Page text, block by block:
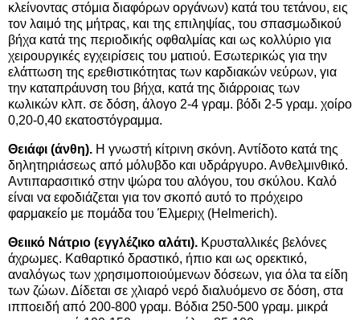
κλείνοντας στόμια διαφόρων οργάνων) κατά του τετάνου, εις
τον λαιμό της μήτρας, και της επιληψίας, του σπασμωδικού
βήχα κατά της περιοδικής οφθαλμίας και ως κολλύριο για
χειρουργικές εγχειρίσεις του ματιού. Εσωτερικώς για την
ελάττωση της ερεθιστικότητας των καρδιακών νεύρων, για
την καταπράυνση του βήχα, κατά της διάρροιας των
κωλικών κλπ. σε δόση, άλογο 2-4 γραμ. βόδι 2-5 γραμ. χοίρο
0,20-0,40 εκατοστόγραμμα.
Θειάφι (άνθη). Η γνωστή κίτρινη σκόνη. Αντίδοτο κατά της
δηλητηριάσεως από μόλυβδο και υδράργυρο. Ανθελμινθικό.
Αντιπαρασιτικό στην ψώρα του αλόγου, του σκύλου. Καλό
είναι να εφοδιάζεται για τον σκοπό αυτό το πρόχειρο
φαρμακείο με πομάδα του Έλμεριχ (Helmerich).
Θειικό Νάτριο (εγγλέζικο αλάτι). Κρυσταλλικές βελόνες
άχρωμες. Καθαρτικό δραστικό, ήπιο και ως ορεκτικό,
αναλόγως των χρησιμοποιούμενων δόσεων, για όλα τα είδη
των ζώων. Δίδεται σε χλιαρό νερό διαλυόμενο σε δόση, στα
ιπποειδή από 200-800 γραμ. Βόδια 250-500 γραμ. μικρά